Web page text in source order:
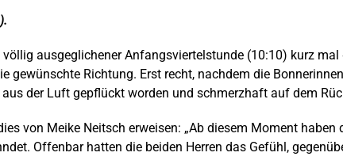
ausgeglichener Anfangsviertelstunde (10:10) kurz mal
Richtung. Erst recht, nachdem die
der Luft gepflückt worden und schmerzhaft auf dem
von Meike Neitsch erweisen: „Ab diesem Moment haben
Offenbar hatten die beiden Herren das Gefühl,